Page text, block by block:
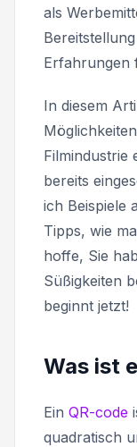
als
Erfahrungen
In diesem
Filmindustrie
bereits
ich Beispiele
Tipps, wie
hoffe, Sie
Süßigkeiten
beginnt jetzt!
Was ist
Ein QR-code
quadratisch